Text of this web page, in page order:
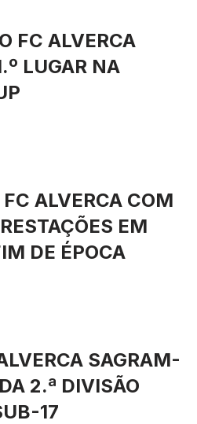
FC ALVERCA
LUGAR NA
ALVERCA COM
EM
DE ÉPOCA
SAGRAM-
2.ª DIVISÃO
17